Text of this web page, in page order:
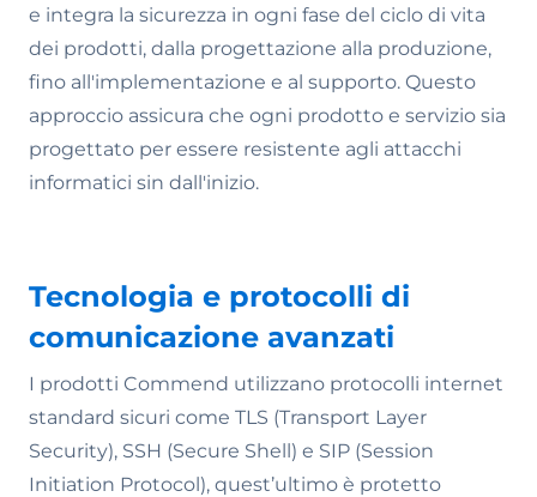
e integra la sicurezza in ogni fase del ciclo di vita
dei prodotti, dalla progettazione alla produzione,
fino all'implementazione e al supporto. Questo
approccio assicura che ogni prodotto e servizio sia
progettato per essere resistente agli attacchi
informatici sin dall'inizio.
Tecnologia e protocolli di
comunicazione avanzati
I prodotti Commend utilizzano protocolli internet
standard sicuri come TLS (Transport Layer
Security), SSH (Secure Shell) e SIP (Session
Initiation Protocol), quest’ultimo è protetto